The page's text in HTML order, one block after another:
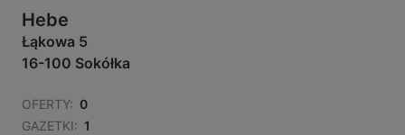
Hebe
Łąkowa 5
16-100 Sokółka
OFERTY: 0
GAZETKI: 1